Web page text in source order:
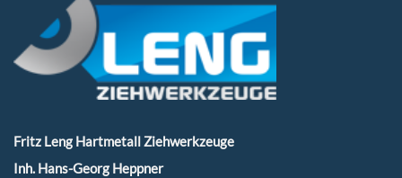
Fritz Leng Hartmetall Ziehwerkzeuge
Inh. Hans-Georg Heppner